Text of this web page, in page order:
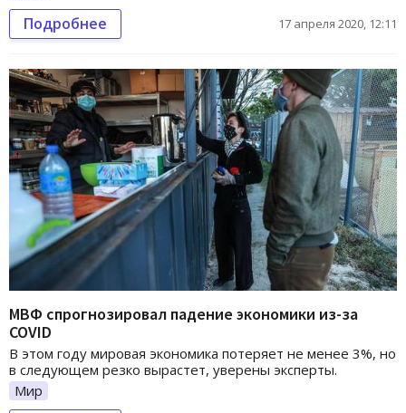
Подробнее 17 апреля 2020, 12:11
МВФ спрогнозировал падение экономики из-за
COVID
В этом году мировая экономика потеряет не менее 3%, но
в следующем резко вырастет, уверены эксперты.
Мир